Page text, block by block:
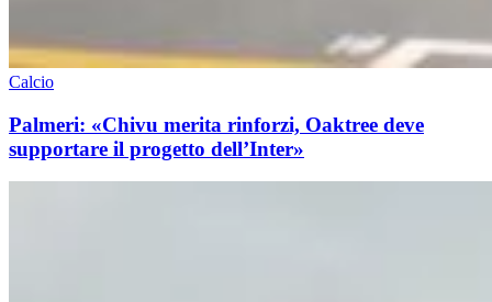
Calcio
Palmeri: «Chivu merita rinforzi, Oaktree deve
supportare il progetto dell’Inter»